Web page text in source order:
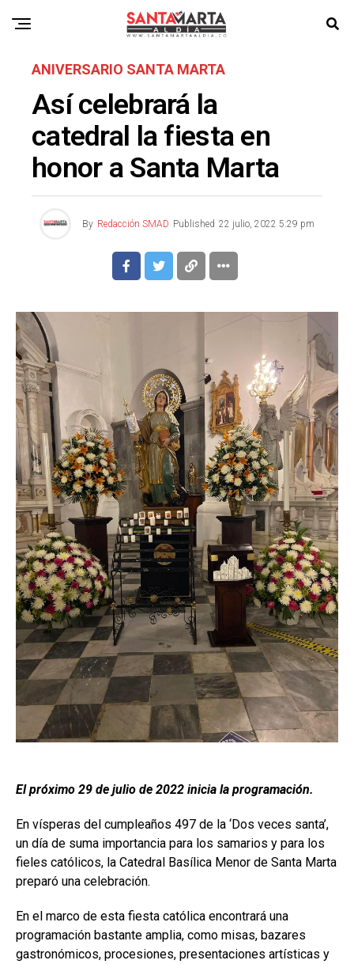
ANIVERSARIO SANTA MARTA
Así celebrará la
catedral la fiesta en
honor a Santa Marta
By Redacción SMAD Published 22 julio, 2022 5:29 pm
El próximo 29 de julio de 2022 inicia la programación.
En vísperas del cumpleaños 497 de la ‘Dos veces santa’,
un día de suma importancia para los samarios y para los
fieles católicos, la Catedral Basílica Menor de Santa Marta
preparó una celebración.
En el marco de esta fiesta católica encontrará una
programación bastante amplia, como misas, bazares
gastronómicos, procesiones, presentaciones artísticas y